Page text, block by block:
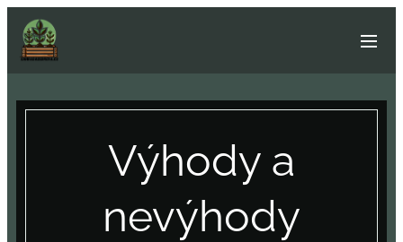
Výhody a
nevýhody